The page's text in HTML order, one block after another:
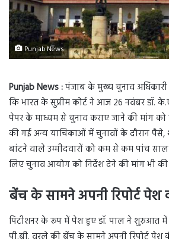
Punjab News
Punjab News :पंजाब के मुख्य चुनाव
कि भारत के सुप्रीम कोर्ट ने आज 26 नवंबर डॉ.
पेपर के माध्यम से चुनाव कराए जाने की मांग को
की गई अन्य याचिकाओं में चुनावों के दौरान पैसे,
बांटने वाले उम्मीदवारों को कम से कम पांच
लिए चुनाव आयोग को निर्देश देने की मांग भी की
बेंच के सामने अपनी रिपोर्ट पेश
पिटीशनर के रूप में पेश हुए डॉ. पाल ने शुरुआत में
पी.बी. वरले की बेंच के सामने अपनी रिपोर्ट पेश